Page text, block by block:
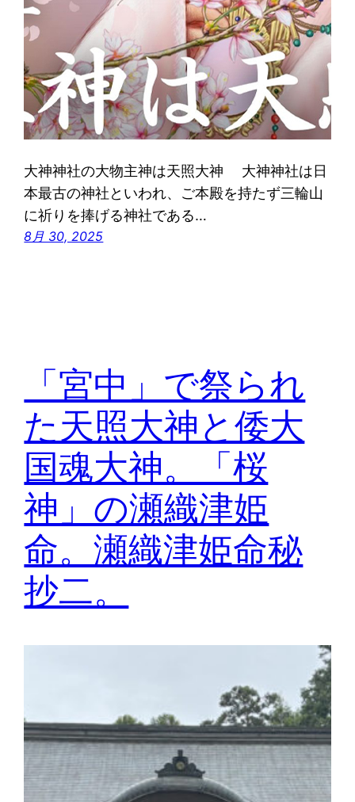
大神神社の大物主神は天照大神 大神神社は日
本最古の神社といわれ、ご本殿を持たず三輪山
に祈りを捧げる神社である…
8月 30, 2025
「宮中」で祭られ
た天照大神と倭大
国魂大神。「桜
神」の瀬織津姫
命。瀬織津姫命秘
抄二。